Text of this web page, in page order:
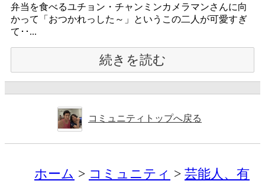
弁当を食べるユチョン・チャンミンカメラマンさんに向
かって「おつかれっした～」というこの二人が可愛すぎ
て･･...
続きを読む
コミュニティトップへ戻る
ホーム コミュニティ
芸能人、有